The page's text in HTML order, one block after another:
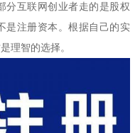
分互联网创业者走的是股权
是注册资本。根据自己的实
理智的选择。